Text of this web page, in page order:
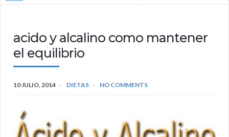
acido y alcalino como mantener
el equilibrio
10 JULIO, 2014 DIETAS NO COMMENTS